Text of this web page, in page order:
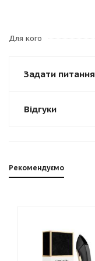
Для кого
Задати питання
Відгуки
Рекомендуємо